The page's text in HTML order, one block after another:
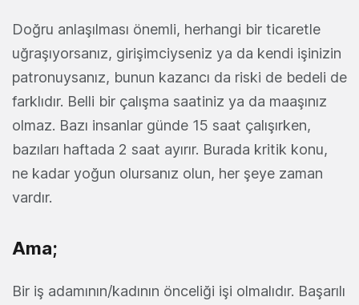
Doğru anlaşılması önemli, herhangi bir ticaretle
uğraşıyorsanız, girişimciyseniz ya da kendi işinizin
patronuysanız, bunun kazancı da riski de bedeli de
farklıdır. Belli bir çalışma saatiniz ya da maaşınız
olmaz. Bazı insanlar günde 15 saat çalışırken,
bazıları haftada 2 saat ayırır. Burada kritik konu,
ne kadar yoğun olursanız olun, her şeye zaman
vardır.
Ama;
Bir iş adamının/kadının önceliği işi olmalıdır. Başarılı